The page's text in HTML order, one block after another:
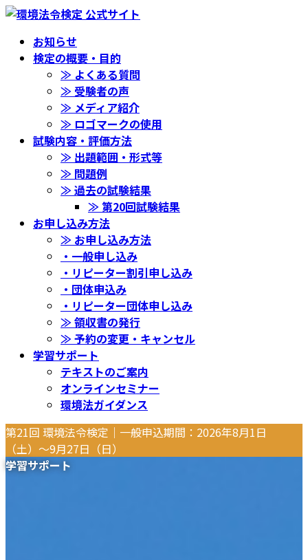
コ
ナ
お知らせ
検定の概要・目的
≫ よくある質問
≫ 受験者の声
≫ メディア紹介
≫ ロゴマークの使用
試験内容・評価方法
≫ 出題範囲・形式等
≫ 問題例
≫ 過去の試験結果
≫ 第20回試験結果
お申し込み方法
≫ お申し込み方法
・一般申し込み
・リピーター割引申し込み
・団体申込み
・リピーター団体申し込み
≫ 領収書の発行
≫ 予約の変更・キャンセル
学習サポート
テキストのご案内
オンラインセミナー
環境法ガイダンス
第21回 環境法令検定｜一般申込期間：2026年8月1日
（土）〜9月27日（日）
学習サポート